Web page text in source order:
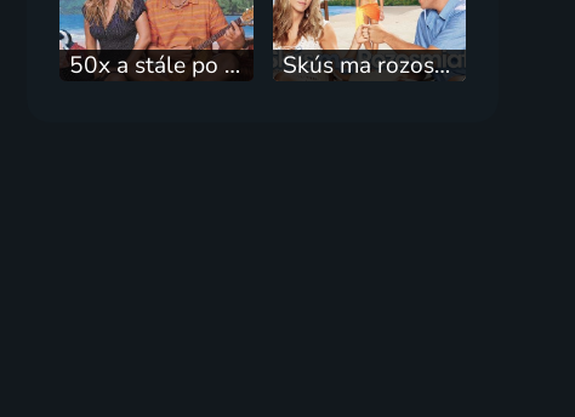
50x a stále po prvý raz Skús ma rozosmiať